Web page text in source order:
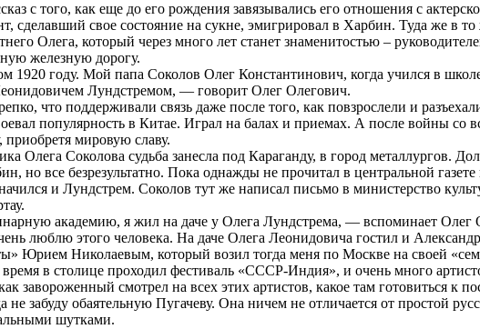
с того, как еще до его рождения завязывались его отношения с
сделавший свое состояние на сукне, эмигрировал в Харбин. Туда же в то
Олега, который через много лет станет знаменитостью –
железную дорогу.
1920 году. Мой папа Соколов Олег Константинович, когда учился в
Лундстремом, — говорит Олег Олегович.
что поддерживали связь даже после того, как повзрослели и
популярность в Китае. Играл на балах и приемах. А после войны со
приобретя мировую славу.
Олега Соколова судьба занесла под Караганду, в город металлургов.
но все безрезультатно. Пока однажды не прочитал в центральной
и Лундстрем. Соколов тут же написал письмо в министерство
академию, я жил на даче у Олега Лундстрема, — вспоминает
люблю этого человека. На даче Олега Леонидовича гостил и
Юрием Николаевым, который возил тогда меня по Москве на своей
в столице проходил фестиваль «СССР-Индия», и очень много
завороженный смотрел на всех этих артистов, какое там готовиться к
забуду обаятельную Пугачеву. Она ничем не отличается от простой
шутками.